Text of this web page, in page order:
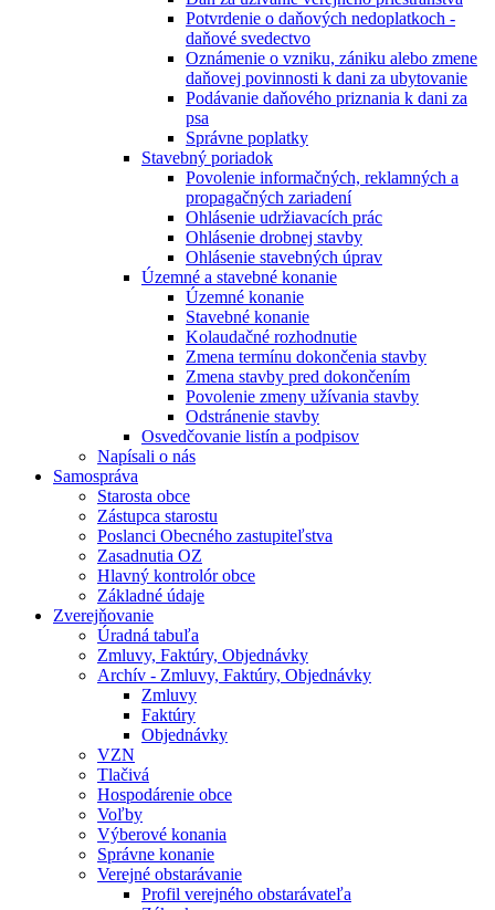
Potvrdenie o daňových nedoplatkoch -
daňové svedectvo
Oznámenie o vzniku, zániku alebo zmene
daňovej povinnosti k dani za ubytovanie
Podávanie daňového priznania k dani za
psa
Správne poplatky
Stavebný poriadok
Povolenie informačných, reklamných a
propagačných zariadení
Ohlásenie udržiavacích prác
Ohlásenie drobnej stavby
Ohlásenie stavebných úprav
Územné a stavebné konanie
Územné konanie
Stavebné konanie
Kolaudačné rozhodnutie
Zmena termínu dokončenia stavby
Zmena stavby pred dokončením
Povolenie zmeny užívania stavby
Odstránenie stavby
Osvedčovanie listín a podpisov
Napísali o nás
Samospráva
Starosta obce
Zástupca starostu
Poslanci Obecného zastupiteľstva
Zasadnutia OZ
Hlavný kontrolór obce
Základné údaje
Zverejňovanie
Úradná tabuľa
Zmluvy, Faktúry, Objednávky
Archív - Zmluvy, Faktúry, Objednávky
Zmluvy
Faktúry
Objednávky
VZN
Tlačivá
Hospodárenie obce
Voľby
Výberové konania
Správne konanie
Verejné obstarávanie
Profil verejného obstarávateľa